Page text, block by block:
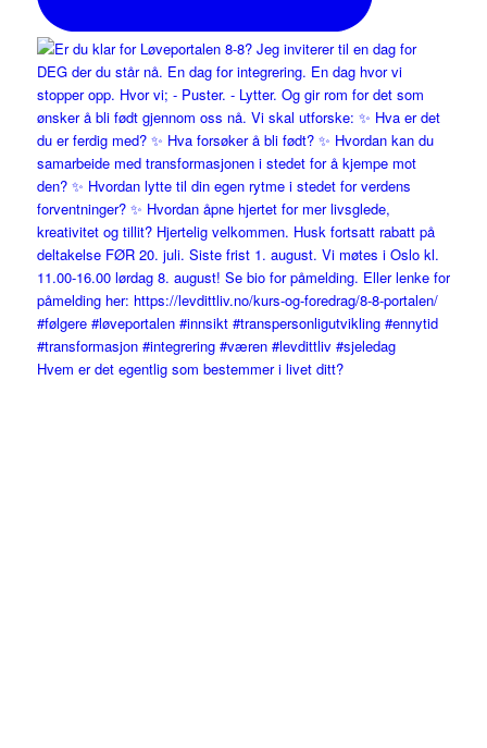
Hvem er det egentlig som bestemmer i livet ditt?